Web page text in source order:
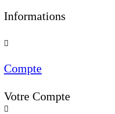
Informations

Compte
Votre Compte
